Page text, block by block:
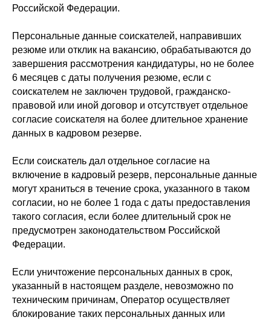
Российской Федерации.
Персональные данные соискателей, направивших
резюме или отклик на вакансию, обрабатываются до
завершения рассмотрения кандидатуры, но не более
6 месяцев с даты получения резюме, если с
соискателем не заключен трудовой, гражданско-
правовой или иной договор и отсутствует отдельное
согласие соискателя на более длительное хранение
данных в кадровом резерве.
Если соискатель дал отдельное согласие на
включение в кадровый резерв, персональные данные
могут храниться в течение срока, указанного в таком
согласии, но не более 1 года с даты предоставления
такого согласия, если более длительный срок не
предусмотрен законодательством Российской
Федерации.
Если уничтожение персональных данных в срок,
указанный в настоящем разделе, невозможно по
техническим причинам, Оператор осуществляет
блокирование таких персональных данных или